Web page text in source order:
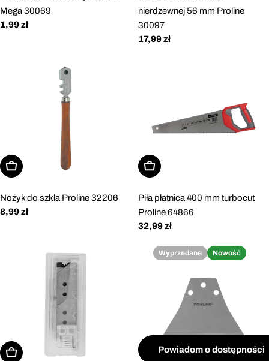
Mega 30069
Cena
1,99 zł
nierdzewnej 56 mm Proline
30097
Cena
17,99 zł
Dodaj do koszyka
Nożyk do szkła Proline 32206
Cena
8,99 zł
Dodaj do koszyka
Piła płatnica 400 mm turbocut
Proline 64866
Cena
32,99 zł
Dodaj do koszyka
Wyprzedane Nowość
Powiadom o dostępności